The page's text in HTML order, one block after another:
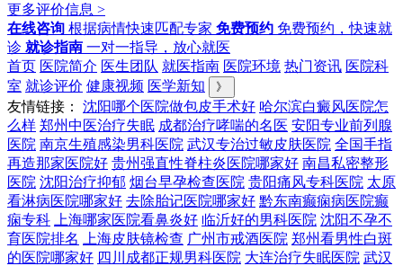
更多评价信息 >
在线咨询 根据病情快速匹配专家 免费预约 免费预约，快速就
诊 就诊指南 一对一指导，放心就医
首页 医院简介 医生团队 就医指南 医院环境 热门资讯 医院科
室 就诊评价 健康视频 医学新知 》
友情链接： 沈阳哪个医院做包皮手术好 哈尔滨白癜风医院怎
么样 郑州中医治疗失眠 成都治疗哮喘的名医 安阳专业前列腺
医院 南京生殖感染男科医院 武汉专治过敏皮肤医院 全国手指
再造那家医院好 贵州强直性脊柱炎医院哪家好 南昌私密整形
医院 沈阳治疗抑郁 烟台早孕检查医院 贵阳痛风专科医院 太原
看淋病医院哪家好 去除胎记医院哪家好 黔东南癫痫病医院癫
痫专科
上海哪家医院看鼻炎好 临沂好的男科医院 沈阳不孕不
育医院排名
上海皮肤镜检查 广州市戒酒医院 郑州看男性白斑
的医院哪家好 四川成都正规男科医院 大连治疗失眠医院 武汉